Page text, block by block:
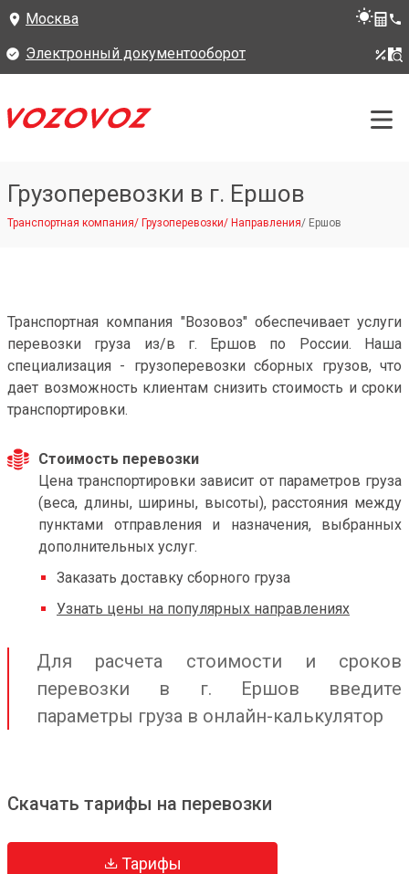
Москва
Электронный документооборот
Грузоперевозки в г. Ершов
Транспортная компания/ Грузоперевозки/ Направления/ Ершов
Транспортная компания "Возовоз" обеспечивает услуги
перевозки груза из/в г. Ершов по России. Наша
специализация - грузоперевозки сборных грузов, что
дает возможность клиентам снизить стоимость и сроки
транспортировки.
Стоимость перевозки
Цена транспортировки зависит от параметров груза
(веса, длины, ширины, высоты), расстояния между
пунктами отправления и назначения, выбранных
дополнительных услуг.
Заказать доставку сборного груза
Узнать цены на популярных направлениях
Для расчета стоимости и сроков
перевозки в г. Ершов введите
параметры груза в онлайн-калькулятор
Скачать тарифы на перевозки
Тарифы